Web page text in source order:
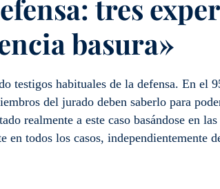
tres
basura»
testigos habituales de la defensa. En el
del jurado deben saberlo para
realmente a este caso basándose en
en todos los casos, independientemente